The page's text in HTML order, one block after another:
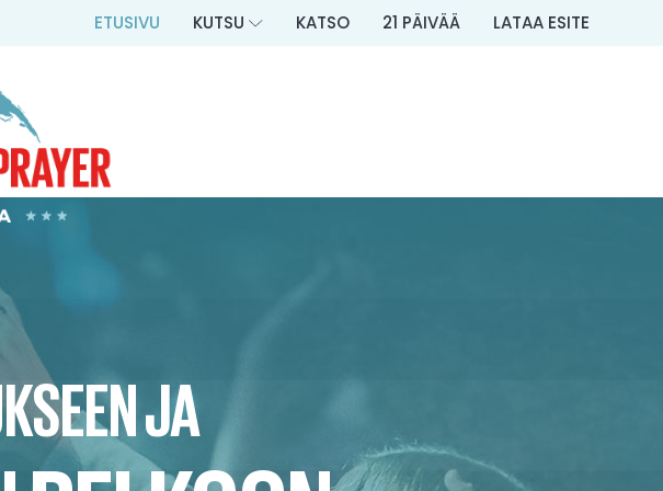
ETUSIVU KUTSU KATSO 21 PÄIVÄÄ LATAA ESITE
JA